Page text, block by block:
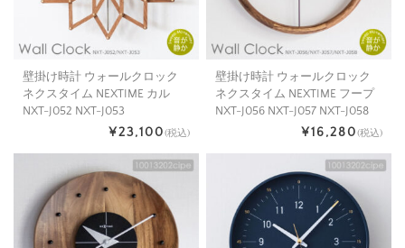
壁掛け時計 ウォールクロック
ネクスタイム NEXTIME カル
NXT-J052 NXT-J053
¥23,100(税込)
壁掛け時計 ウォールクロック
ネクスタイム NEXTIME フープ
NXT-J056 NXT-J057 NXT-J058
¥16,280(税込)